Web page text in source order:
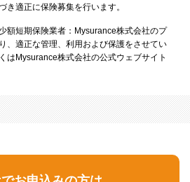
き適正に保険募集を行います。
額短期保険業者：Mysurance株式会社のプ
、適正な管理、利用および保護をさせてい
はMysurance株式会社の公式ウェブサイト